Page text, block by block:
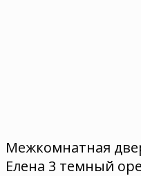
Межкомнатная
Елена 3 темный